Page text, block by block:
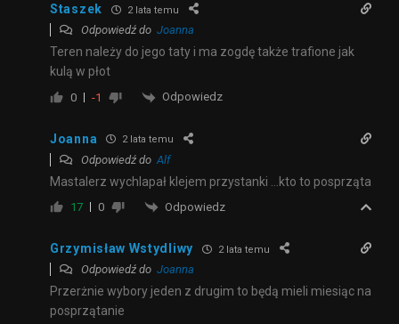
Staszek 2 lata temu
Odpowiedź do Joanna
Teren należy do jego taty i ma zogdę także trafione jak
kulą w płot
0 -1 Odpowiedz
Joanna 2 lata temu
Odpowiedź do Alf
Mastalerz wychlapał klejem przystanki …kto to posprząta
17 0 Odpowiedz
Grzymisław Wstydliwy 2 lata temu
Odpowiedź do Joanna
Przerżnie wybory jeden z drugim to będą mieli miesiąc na
posprzątanie